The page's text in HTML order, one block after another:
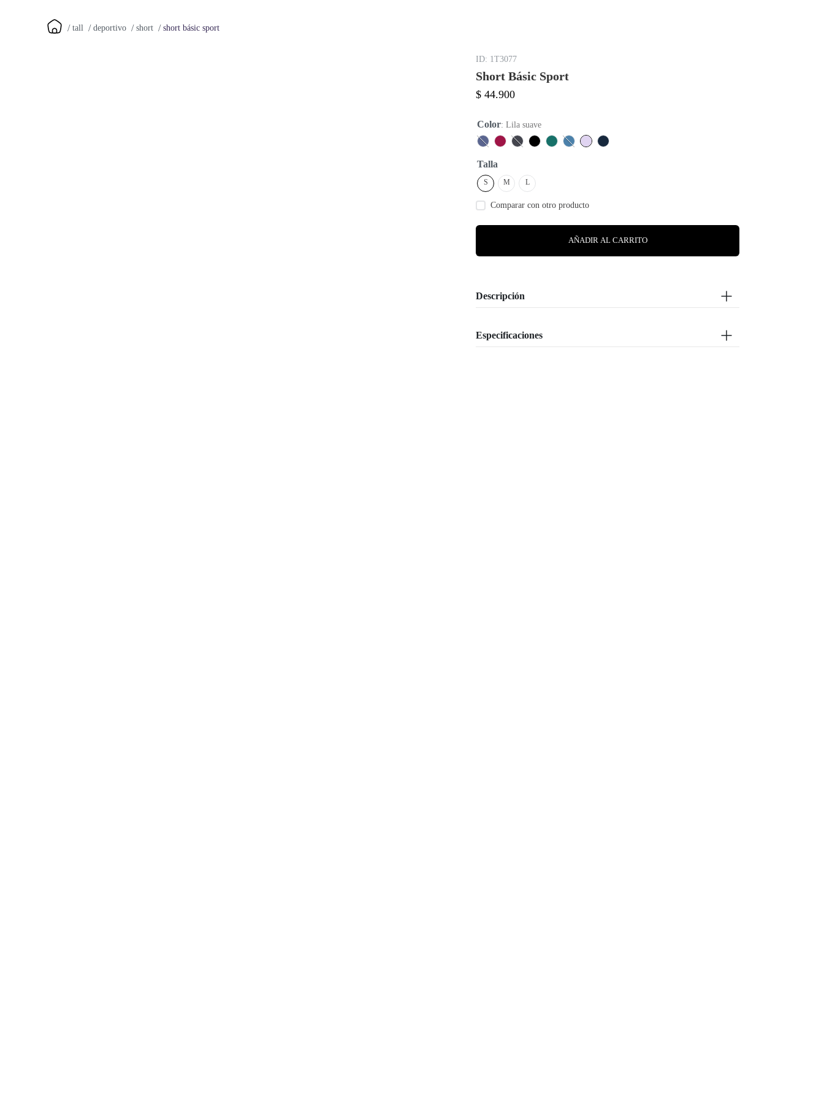
tall deportivo short short básic sport
: 1T3077
Short Básic Sport
$ 44.900
Color: Lila suave
Talla
S M L
AÑADIR AL CARRITO
Descripción
Especificaciones